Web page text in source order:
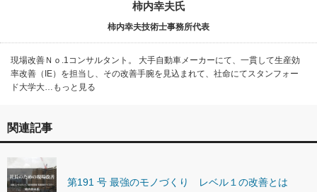
柿内幸夫氏
柿内幸夫技術士事務所代表
現場改善Ｎｏ.1コンサルタント。 大手自動車メーカーにて、一貫して生産効
率改善（IE）を担当し、その改善手腕を見込まれて、社命にてスタンフォー
ド大学大…もっと見る
関連記事
第191 号 最強のモノづくり レベル１の改善とは